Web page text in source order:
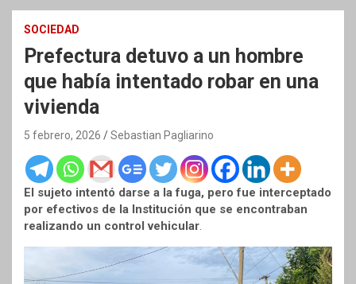
SOCIEDAD
Prefectura detuvo a un hombre
que había intentado robar en una
vivienda
5 febrero, 2026 Sebastian Pagliarino
El sujeto intentó darse a la fuga, pero fue interceptado
por efectivos de la Institución que se encontraban
realizando un control vehicular.